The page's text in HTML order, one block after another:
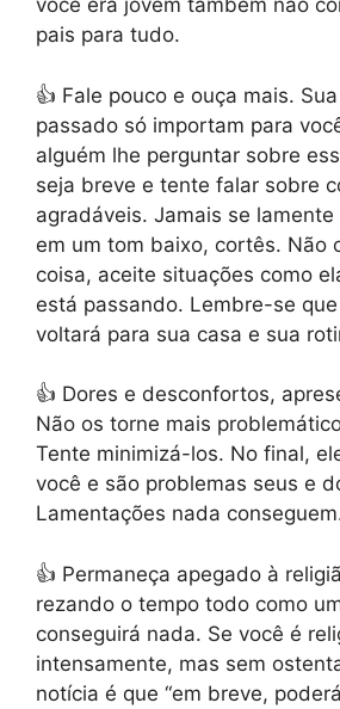
você era jovem também não
pais para tudo.
👍 Fale pouco e ouça mais.
passado só importam para
alguém lhe perguntar sobre
seja breve e tente falar sobre
agradáveis. Jamais se
em um tom baixo, cortês. Não
coisa, aceite situações como
está passando. Lembre-se
voltará para sua casa e sua
👍 Dores e desconfortos,
Não os torne mais
Tente minimizá-los. No final,
você e são problemas seus e
Lamentações nada
👍 Permaneça apegado à
rezando o tempo todo como
conseguirá nada. Se você é
intensamente, mas sem
notícia é que “em breve,